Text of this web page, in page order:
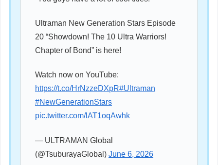
Ultraman New Generation Stars Episode
20 “Showdown! The 10 Ultra Warriors!
Chapter of Bond” is here!
Watch now on YouTube:
https://t.co/HrNzzeDXpR#Ultraman
#NewGenerationStars
pic.twitter.com/lAT1oqAwhk
— ULTRAMAN Global
(@TsuburayaGlobal)June 6, 2026